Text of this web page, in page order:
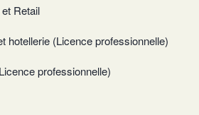
Retail
hotellerie (Licence professionnelle)
professionnelle)